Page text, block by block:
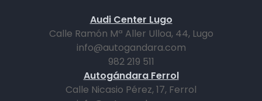
Audi Center Lugo
Calle Ramón Mª Aller Ulloa, 44, Lugo
info@autogandara.com
982 219 511
Autogándara Ferrol
Calle Nicasio Pérez, 17, Ferrol